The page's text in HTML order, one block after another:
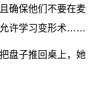
确保他们不要在麦
允许学习变形术……
盘子推回桌上，她